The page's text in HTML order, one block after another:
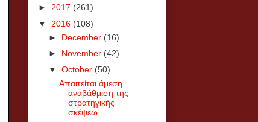
► 2017 (261)
▼ 2016 (108)
► December (16)
► November (42)
▼ October (50)
Απαιτείται άμεση
αναβάθμιση της
στρατηγικής
σκέψεω...